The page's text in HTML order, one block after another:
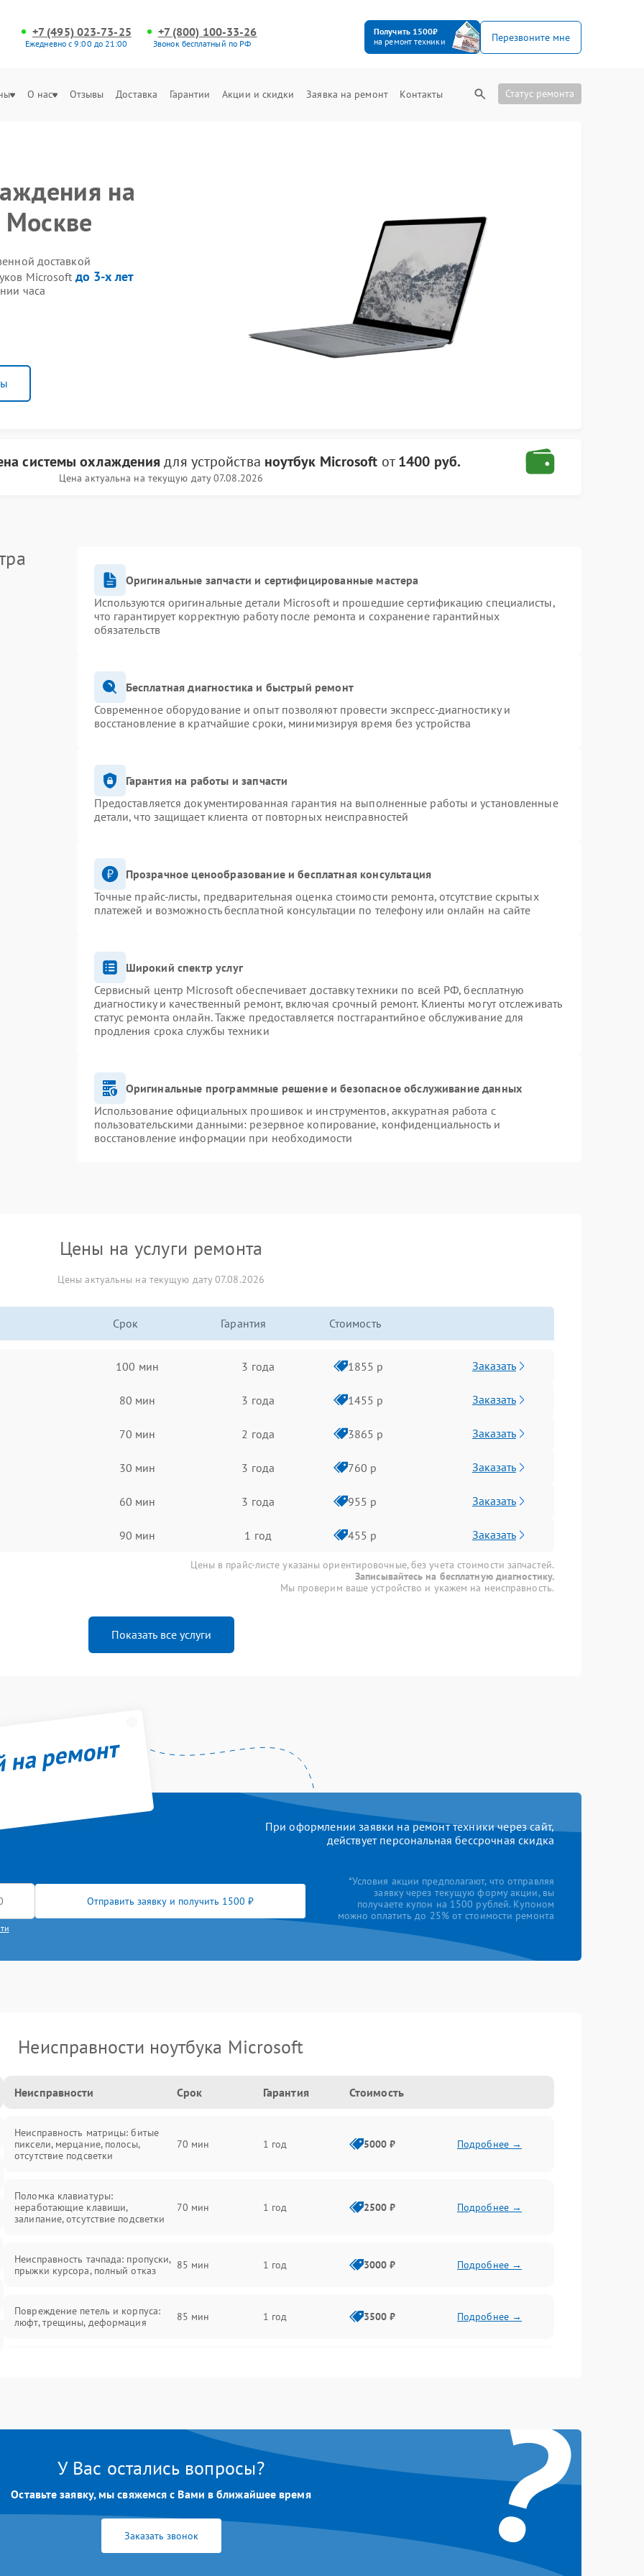
+7 (495) 023-73-25
Ежедневно с 9:00 до 21:00
+7 (800) 100-33-26
Звонок бесплатный по РФ
Получить 1500₽
на ремонт техники
Перезвоните мне
О нас Отзывы Доставка Гарантии Акции и скидки Заявка на ремонт Контакты Статус ремонта
на
Москве
доставкой
Microsoft до 3-х лет
часа
системы охлаждения для устройства ноутбук Microsoft от1400 руб.
Цена актуальна на текущую дату 07.08.2026
Оригинальные запчасти и сертифицированные мастера
Используются оригинальные детали Microsoft и прошедшие сертификацию специалисты,
что гарантирует корректную работу после ремонта и сохранение гарантийных
обязательств
Бесплатная диагностика и быстрый ремонт
Современное оборудование и опыт позволяют провести экспресс-диагностику и
восстановление в кратчайшие сроки, минимизируя время без устройства
Гарантия на работы и запчасти
Предоставляется документированная гарантия на выполненные работы и установленные
детали, что защищает клиента от повторных неисправностей
Прозрачное ценообразование и бесплатная консультация
Точные прайс-листы, предварительная оценка стоимости ремонта, отсутствие скрытых
платежей и возможность бесплатной консультации по телефону или онлайн на сайте
Широкий спектр услуг
Сервисный центр Microsoft обеспечивает доставку техники по всей РФ, бесплатную
диагностику и качественный ремонт, включая срочный ремонт. Клиенты могут отслеживать
статус ремонта онлайн. Также предоставляется постгарантийное обслуживание для
продления срока службы техники
Оригинальные программные решение и безопасное обслуживание данных
Использование официальных прошивок и инструментов, аккуратная работа с
пользовательскими данными: резервное копирование, конфиденциальность и
восстановление информации при необходимости
Цены на услуги ремонта
Цены актуальны на текущую дату 07.08.2026
Срок Гарантия Стоимость
100 мин 3 года 1855 р Заказать
80 мин 3 года 1455 р Заказать
70 мин 2 года 3865 р Заказать
30 мин 3 года 760 р Заказать
60 мин 3 года 955 р Заказать
90 мин 1 год 455 р Заказать
Цены в прайс-листе указаны ориентировочные, без учета стоимости запчастей.
Записывайтесь на бесплатную диагностику.
Мы проверим ваше устройство и укажем на неисправность.
Показать все услуги
ремонт
При оформлении заявки на ремонт техники через сайт,
действует персональная бессрочная скидка
Отправить заявку и получить 1500 ₽
*Условия акции предполагают, что отправляя
заявку через текущую форму акции, вы
получаете купон на 1500 рублей. Купоном
можно оплатить до 25% от стоимости ремонта
Неисправности ноутбука Microsoft
Неисправности Срок Гарантия Стоимость
Неисправность матрицы: битые
пиксели, мерцание, полосы,
отсутствие подсветки
70 мин 1 год 5000 ₽ Подробнее →
Поломка клавиатуры:
неработающие клавиши,
залипание, отсутствие подсветки
70 мин 1 год 2500 ₽ Подробнее →
Неисправность тачпада: пропуски,
прыжки курсора, полный отказ
85 мин 1 год 3000 ₽ Подробнее →
Повреждение петель и корпуса:
люфт, трещины, деформация
85 мин 1 год 3500 ₽ Подробнее →
85 мин 1 год 2000 ₽ Подробнее →
Перегрев из‑за пыли, износа
термопасты или неисправности
кулера
75 мин Подробнее →
Выход из строя SSD или HDD:
медленная загрузка, ошибки
80 мин Подробнее →
?
У Вас остались вопросы?
Оставьте заявку, мы свяжемся с Вами в ближайшее время
Заказать звонок